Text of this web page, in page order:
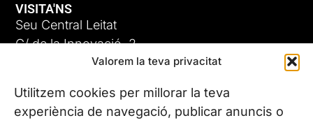
Valorem la teva privacitat
Utilitzem cookies per millorar la teva
experiència de navegació, publicar anuncis o
VISITA'NS
Seu Central Leitat
C/ de la Innovació, 2
08225 Terrassa, (Barcelona)
Coneix les nostres seus